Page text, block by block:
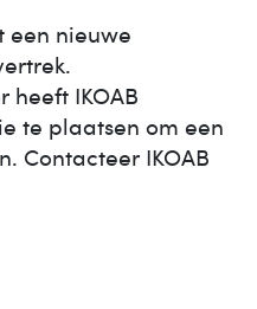
een nieuwe
heeft IKOAB
te plaatsen om een
Contacteer IKOAB